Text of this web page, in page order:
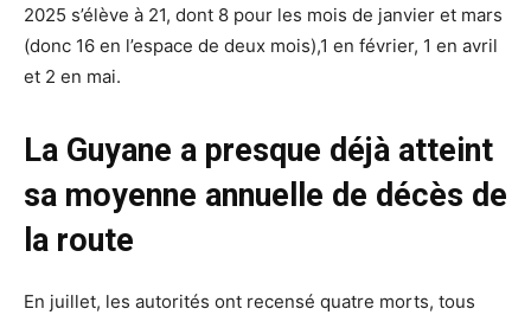
2025 s’élève à 21, dont 8 pour les mois de janvier et mars
(donc 16 en l’espace de deux mois),1 en février, 1 en avril
et 2 en mai.
La Guyane a presque déjà atteint
sa moyenne annuelle de décès de
la route
En juillet, les autorités ont recensé quatre morts, tous